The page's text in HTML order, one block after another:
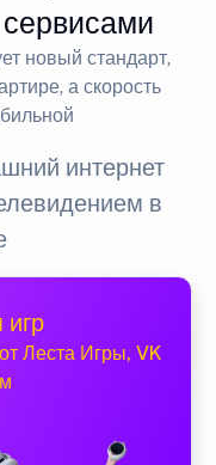
новый стандарт,
а скорость
интернет
в
игр
Леста Игры, VK